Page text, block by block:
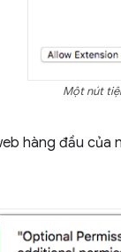
Một nút
hàng đầu của